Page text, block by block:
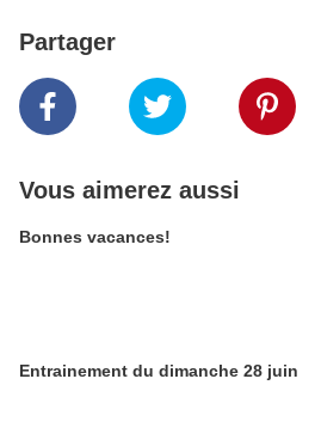
Partager
Vous aimerez aussi
Bonnes vacances!
Entrainement du dimanche 28 juin